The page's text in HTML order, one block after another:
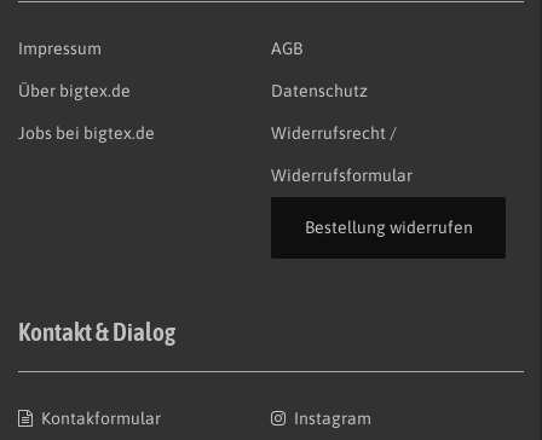
Impressum
Über bigtex.de
Jobs bei bigtex.de
AGB
Datenschutz
Widerrufsrecht /
Widerrufsformular
Bestellung widerrufen
Kontakt & Dialog
Kontakformular Instagram